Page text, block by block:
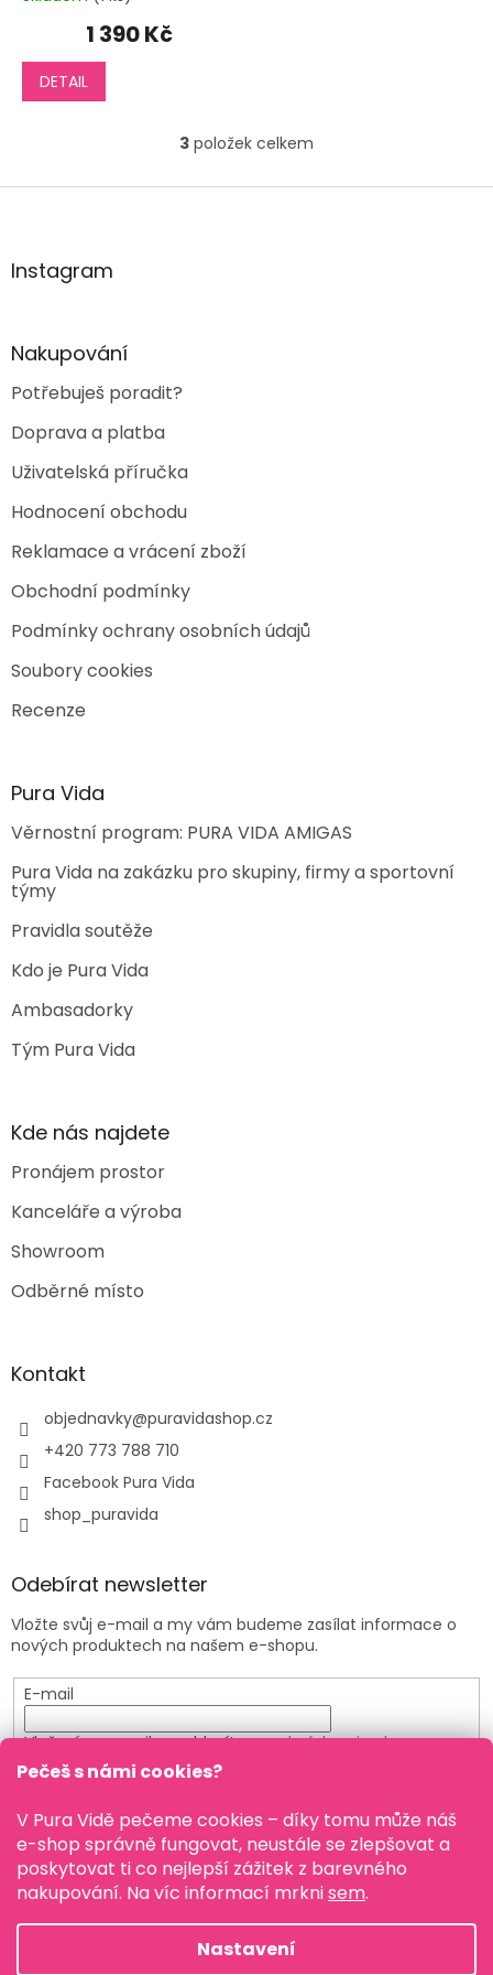
Pečeš s námi cookies?
V Pura Vidě pečeme cookies – díky tomu může náš
e-shop správně fungovat, neustále se zlepšovat a
poskytovat ti co nejlepší zážitek z barevného
nakupování. Na víc informací mrknisem.
Nastavení
1 390 Kč
DETAIL
O
l
3 položek celkem
Z
aInstagram
Nakupování
Potřebuješ poradit?
Doprava a platba
Uživatelská příručka
Hodnocení obchodu
Reklamace a vrácení zboží
Obchodní podmínky
Podmínky ochrany osobních údajů
Soubory cookies
Recenze
Pura Vida
Věrnostní program: PURA VIDA AMIGAS
Pura Vida na zakázku pro skupiny, firmy a sportovní
týmy
Pravidla soutěže
Kdo je Pura Vida
Ambasadorky
Tým Pura Vida
Kde nás najdete
Pronájem prostor
Kanceláře a výroba
Showroom
Odběrné místo
Kontakt
objednavky@puravidashop.cz
+420 773 788 710
Facebook Pura Vida
shop_puravida
Odebírat newsletter
Vložte svůj e-mail a my vám budeme zasílat informace o
nových produktech na našem e-shopu.
E-mail
Vložením e-mailu souhlasíte spodmínkami ochrany
osobních údajů
PŘIHLÁSIT SE